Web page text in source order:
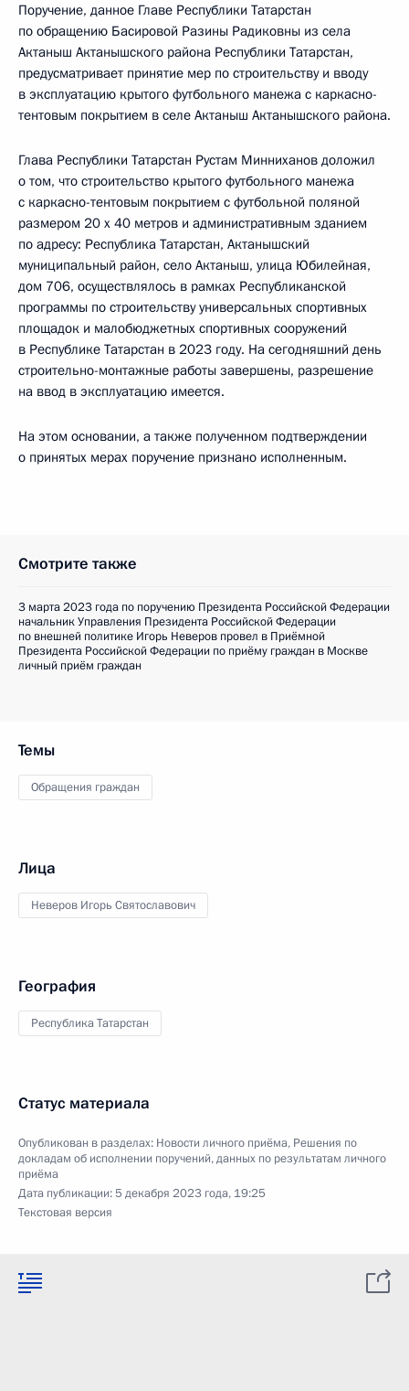
Поручение, данное Главе Республики Татарстан
по обращению Басировой Разины Радиковны из села
Актаныш Актанышского района Республики Татарстан,
предусматривает принятие мер по строительству и вводу
в эксплуатацию крытого футбольного манежа с каркасно-
тентовым покрытием в селе Актаныш Актанышского района.
Глава Республики Татарстан Рустам Минниханов доложил
о том, что строительство крытого футбольного манежа
с каркасно-тентовым покрытием с футбольной поляной
размером 20 х 40 метров и административным зданием
по адресу: Республика Татарстан, Актанышский
муниципальный район, село Актаныш, улица Юбилейная,
дом 706, осуществлялось в рамках Республиканской
программы по строительству универсальных спортивных
площадок и малобюджетных спортивных сооружений
в Республике Татарстан в 2023 году. На сегодняшний день
строительно-монтажные работы завершены, разрешение
на ввод в эксплуатацию имеется.
На этом основании, а также полученном подтверждении
о принятых мерах поручение признано исполненным.
Смотрите также
3 марта 2023 года по поручению Президента Российской Федерации
начальник Управления Президента Российской Федерации
по внешней политике Игорь Неверов провел в Приёмной
Президента Российской Федерации по приёму граждан в Москве
личный приём граждан
Темы
Обращения граждан
Лица
Неверов Игорь Святославович
География
Республика Татарстан
Статус материала
Опубликован в разделах: Новости личного приёма, Решения по
докладам об исполнении поручений, данных по результатам личного
приёма
Дата публикации:5 декабря 2023 года, 19:25
Текстовая версия